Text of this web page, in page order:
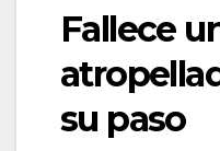
Fallece
su paso